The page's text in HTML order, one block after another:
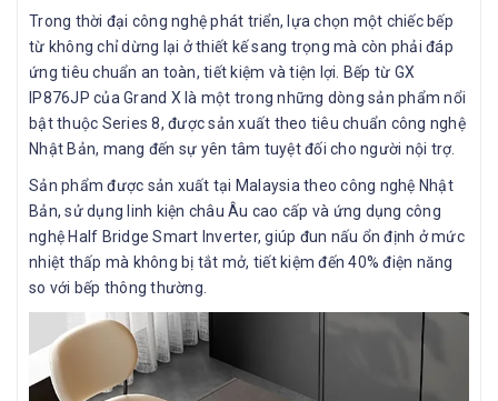
Trong thời đại công nghệ phát triển, lựa chọn một chiếc bếp
từ không chỉ dừng lại ở thiết kế sang trọng mà còn phải đáp
ứng tiêu chuẩn an toàn, tiết kiệm và tiện lợi. Bếp từ GX
IP876JP của Grand X là một trong những dòng sản phẩm nổi
bật thuộc Series 8, được sản xuất theo tiêu chuẩn công nghệ
Nhật Bản, mang đến sự yên tâm tuyệt đối cho người nội trợ.
Sản phẩm được sản xuất tại Malaysia theo công nghệ Nhật
Bản, sử dụng linh kiện châu Âu cao cấp và ứng dụng công
nghệ Half Bridge Smart Inverter, giúp đun nấu ổn định ở mức
nhiệt thấp mà không bị tắt mở, tiết kiệm đến 40% điện năng
so với bếp thông thường.